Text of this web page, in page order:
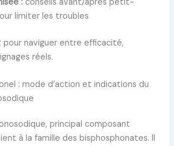
limiter les troubles
pour naviguer entre efficacité,
réels.
: mode d’action et indications du
principal composant
à la famille des bisphosphonates. Il